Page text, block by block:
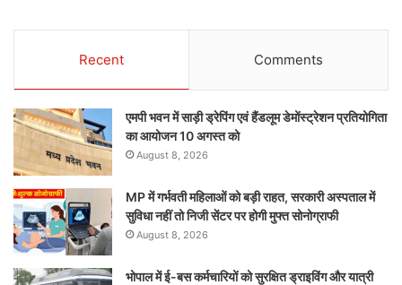
Recent Comments
एमपी भवन में साड़ी ड्रेपिंग एवं हैंडलूम डेमोंस्ट्रेशन प्रतियोगिता
का आयोजन 10 अगस्त को
August 8, 2026
MP में गर्भवती महिलाओं को बड़ी राहत, सरकारी अस्पताल में
सुविधा नहीं तो निजी सेंटर पर होगी मुफ्त सोनोग्राफी
August 8, 2026
भोपाल में ई-बस कर्मचारियों को सुरक्षित ड्राइविंग और यात्री